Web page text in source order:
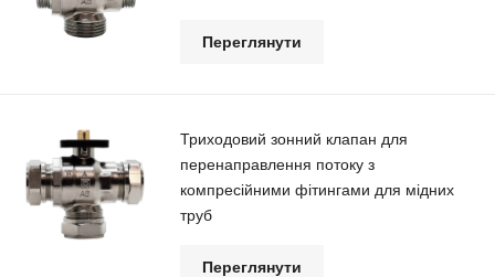
Переглянути
Триходовий зонний клапан для
перенаправлення потоку з
компресійними фітингами для мідних
труб
Переглянути